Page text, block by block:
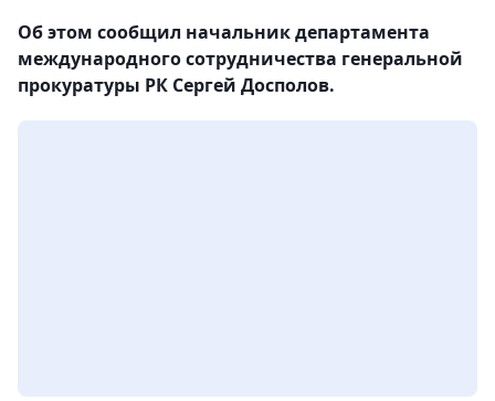
Об этом сообщил начальник департамента
международного сотрудничества генеральной
прокуратуры РК Сергей Досполов.